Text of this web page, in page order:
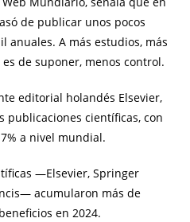
de publicar unos pocos
anuales. A más estudios, más
de suponer, menos control.
editorial holandés Elsevier,
publicaciones científicas, con
a nivel mundial.
—Elsevier, Springer
acumularon más de
en 2024.